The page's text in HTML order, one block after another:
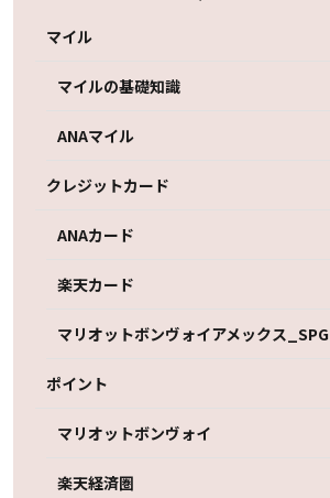
マイル
マイルの基礎知識
ANAマイル
クレジットカード
ANAカード
楽天カード
マリオットボンヴォイアメックス_SPG
ポイント
マリオットボンヴォイ
楽天経済圏